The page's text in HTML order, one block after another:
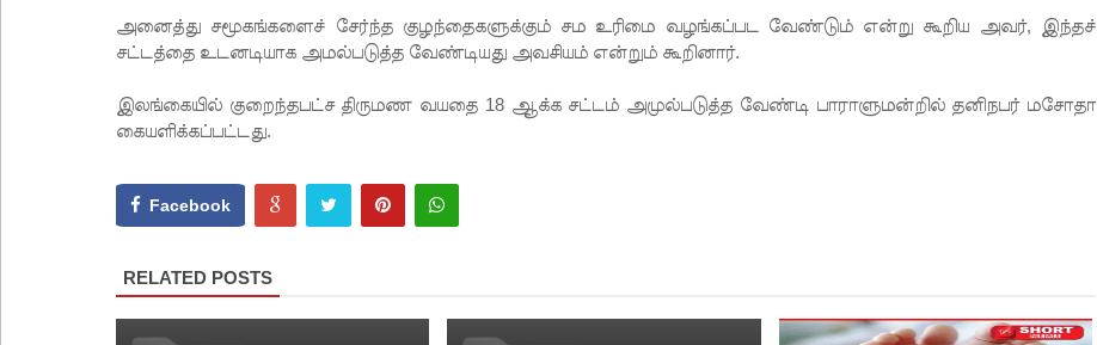
அனைத்து சமூகங்களைச் சேர்ந்த குழந்தைகளுக்கும் சம உரிமை வழங்கப்பட வேண்டும் என்று கூறிய அவர், இந்தச்
சட்டத்தை உடனடியாக அமல்படுத்த வேண்டியது அவசியம் என்றும் கூறினார்.
இலங்கையில் குறைந்தபட்ச திருமண வயதை 18 ஆக்க சட்டம் அமுல்படுத்த வேண்டி பாராளுமன்றில் தனிநபர் மசோதா
கையளிக்கப்பட்டது.
Facebook
RELATED POSTS